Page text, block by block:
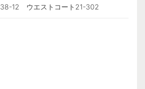
12 ウエストコート21-302